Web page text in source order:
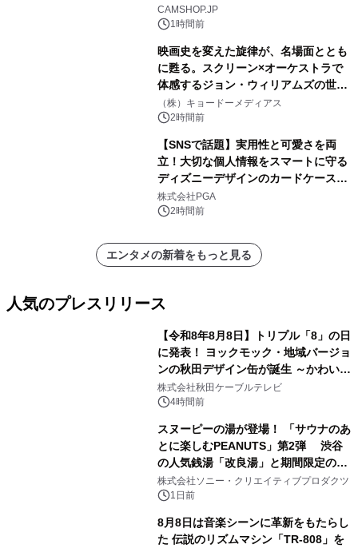
CAMSHOP.JP
1時間前
映画史を変えた旋律が、名場面ととも
に甦る。スクリーン×オーケストラで
体感するジョン・ウィリアムズの世
界。ジョン・ウィリアムズ：シネマ・
スペクタキュラー・コンサート 開催決
（株）キョードーメディアス
2時間前
【SNSで話題】実用性と可愛さを両
立！大切な個人情報をスマートに守る
ディズニーデザインのカードケースを
株式会社PGAが8月7日発売
株式会社PGA
2時間前
エンタメの新着をもっと見る
人気のプレスリリース
【令和8年8月8日】トリプル「8」の日
に発表！ ヨックモック・地域バージョ
ンの秋田デザイン缶が誕生 ～かわいい
秋田犬の子犬と秋田の四季と名所を巡
るパッケージ～ 9月1日(火)秋田県内で
株式会社秋田ケーブルテレビ
4時間前
スヌーピーの湯が登場！ 「サウナのあ
とに楽しむPEANUTS」第2弾 渋谷
の人気銭湯「改良湯」と期間限定のコ
ラボレーション サウナイキタイコラ
ボグッズも発売決定！
株式会社ソニー・クリエイティブプロダクツ
1日前
8月8日は音楽シーンに革新をもたらし
た 伝説のリズムマシン「TR-808」を